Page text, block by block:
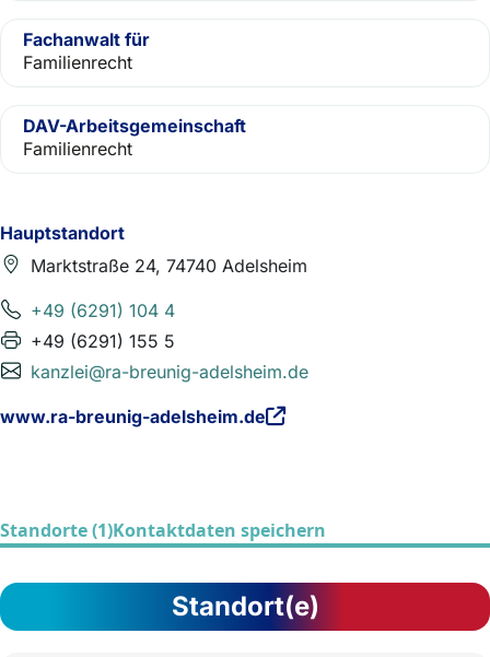
Hauptstandort
Marktstraße 24, 74740 Adelsheim
+49 (6291) 104 4
+49 (6291) 155 5
kanzlei@ra-breunig-adelsheim.de
www.ra-breunig-adelsheim.de
Fachanwalt für
Familienrecht
DAV-Arbeitsgemeinschaft
Familienrecht
Standorte (1)Kontaktdaten speichern
Standort(e)